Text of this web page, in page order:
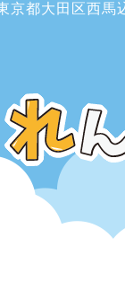
京都大田区西馬